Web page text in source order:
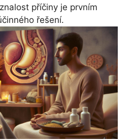
příčiny je prvním
řešení.